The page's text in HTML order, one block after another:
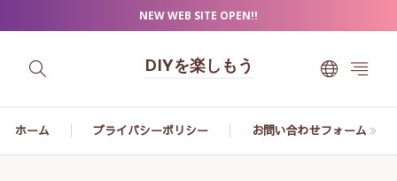
NEW WEB SITE OPEN!!
DIYを楽しもう
ホーム プライバシーポリシー お問い合わせフォーム